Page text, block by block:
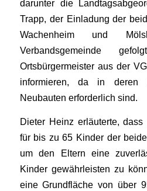
darunter die
Trapp, der Einladung der
Wachenheim und
Verbandsgemeinde
Ortsbürgermeister aus der
informieren, da in deren
Neubauten erforderlich sind.
Dieter Heinz erläuterte,
für bis zu 65 Kinder der
um den Eltern eine
Kinder gewährleisten zu
eine Grundfläche von über